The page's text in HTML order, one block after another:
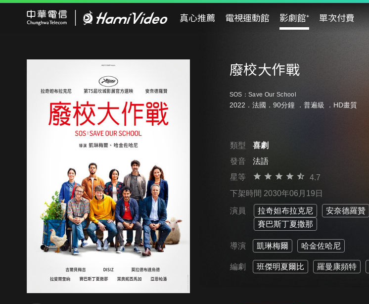
真心推薦 電視運動館 影劇館⁺ 單次付費
廢校大作戰
SOS：Save Our School
2022．法國．90分鐘 ． 普遍級 ．HD畫質
類型
喜劇
發音
法語
星等
4.7
下架時間 2030年06月19日
演員 拉奇妲布拉克尼 安奈德羅贊
賽巴斯丁夏撒那
導演 凱琳梅爾 哈金佐哈尼
編劇 班傑明夏爾比 羅曼康頻特